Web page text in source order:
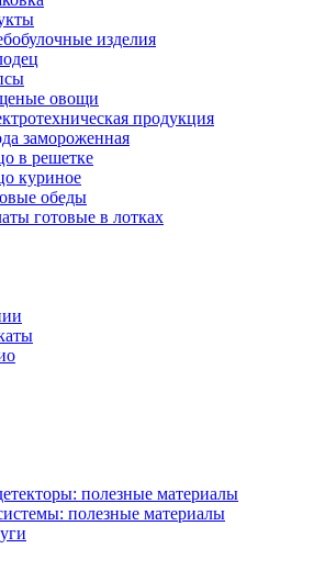
изделия
овощи
продукция
замороженная
в решетке
куриное
обеды
готовые в лотках
полезные материалы
полезные материалы